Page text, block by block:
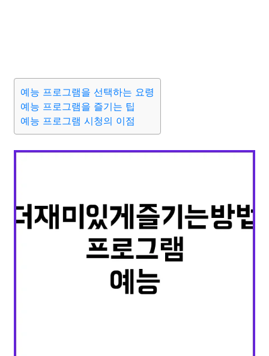
예능 프로그램을 선택하는 요령
예능 프로그램을 즐기는 팁
예능 프로그램 시청의 이점